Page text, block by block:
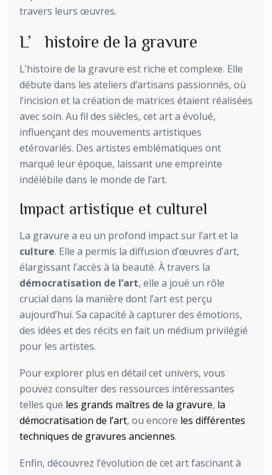
travers leurs œuvres.
L’histoire de la gravure
L’histoire de la gravure est riche et complexe. Elle
débute dans les ateliers d’artisans passionnés, où
l’incision et la création de matrices étaient réalisées
avec soin. Au fil des siècles, cet art a évolué,
influençant des mouvements artistiques
etérovariés. Des artistes emblématiques ont
marqué leur époque, laissant une empreinte
indélébile dans le monde de l’art.
Impact artistique et culturel
La gravure a eu un profond impact sur l’art et la
culture. Elle a permis la diffusion d’œuvres d’art,
élargissant l’accès à la beauté. À travers la
démocratisation de l’art, elle a joué un rôle
crucial dans la manière dont l’art est perçu
aujourd’hui. Sa capacité à capturer des émotions,
des idées et des récits en fait un médium privilégié
pour les artistes.
Pour explorer plus en détail cet univers, vous
pouvez consulter des ressources intéressantes
telles que les grands maîtres de la gravure, la
démocratisation de l’art, ou encore les différentes
techniques de gravures anciennes.
Enfin, découvrez l’évolution de cet art fascinant à